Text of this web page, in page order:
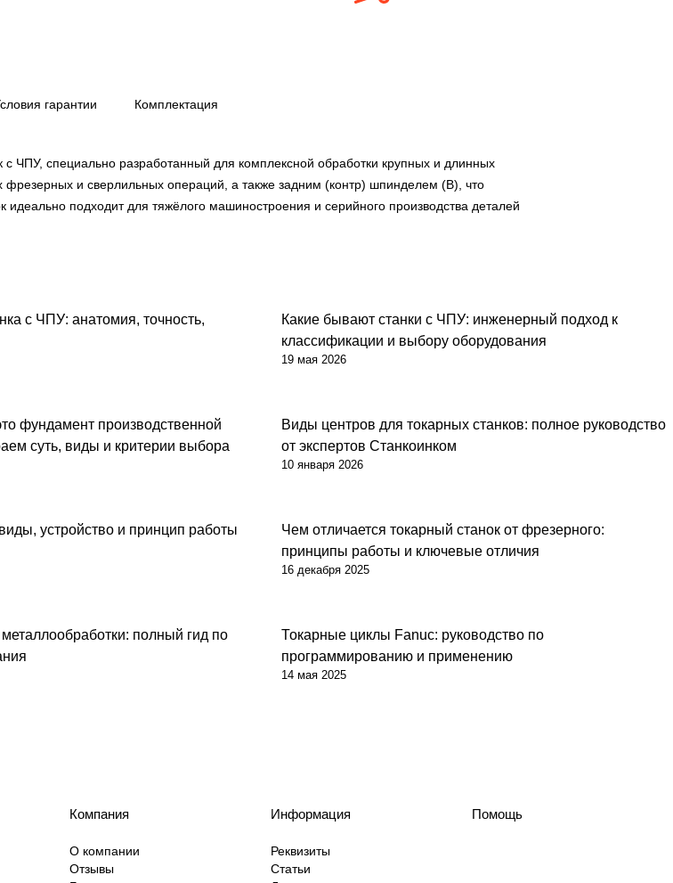
гарантии Комплектация
специально разработанный для комплексной обработки крупных и длинных
и сверлильных операций, а также задним (контр) шпинделем (B), что
идеально подходит для тяжёлого машиностроения и серийного производства деталей
с ЧПУ: анатомия, точность,
Какие бывают станки с ЧПУ: инженерный подход к
классификации и выбору оборудования
19 мая 2026
фундамент производственной
суть, виды и критерии выбора
Виды центров для токарных станков: полное руководство
от экспертов Станкоинком
10 января 2026
устройство и принцип работы
Чем отличается токарный станок от фрезерного:
принципы работы и ключевые отличия
16 декабря 2025
полный гид по
Токарные циклы Fanuc: руководство по
программированию и применению
14 мая 2025
Компания
О компании
Отзывы
Информация
Реквизиты
Статьи
Помощь